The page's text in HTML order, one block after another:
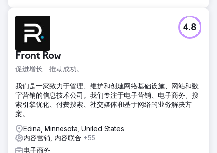
Front Row
促进增长，推动成功。
4.8
我们是一家致力于管理、维护和创建网络基础设施、网站和数
字营销的信息技术公司。我们专注于电子营销、电子商务、搜
索引擎优化、付费搜索、社交媒体和基于网络的业务解决方
案。
Edina, Minnesota, United States
内容营销, 内容联合 +55
电子商务